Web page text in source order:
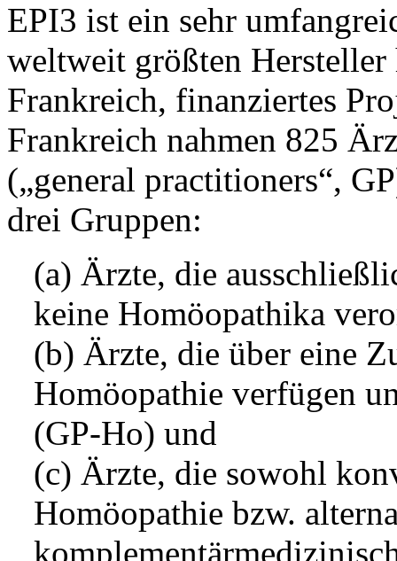
EPI3 ist ein sehr
weltweit größten Hersteller
Frankreich, finanziertes
Frankreich nahmen 825
(„general practitioners“,
drei Gruppen:
(a) Ärzte, die
keine Homöopathika
(b) Ärzte, die über eine
Homöopathie verfügen
(GP-Ho) und
(c) Ärzte, die sowohl
Homöopathie bzw.